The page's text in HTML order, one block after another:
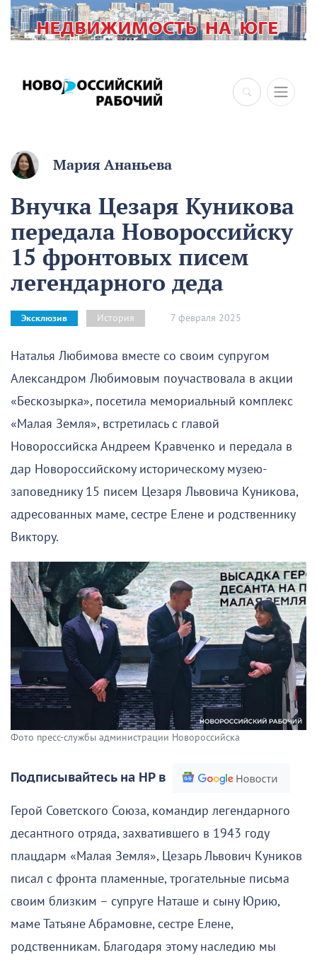
×
Мария Ананьева
Внучка Цезаря Куникова
передала Новороссийску
15 фронтовых писем
легендарного деда
Эксклюзив История 7 февраля 2025
Наталья Любимова вместе со своим супругом
Александром Любимовым поучаствовала в акции
«Бескозырка», посетила мемориальный комплекс
«Малая Земля», встретилась с главой
Новороссийска Андреем Кравченко и передала в
дар Новороссийскому историческому музею-
заповеднику 15 писем Цезаря Львовича Куникова,
адресованных маме, сестре Елене и родственнику
Виктору.
Фото пресс-службы администрации Новороссийска
Подписывайтесь на НР в
Герой Советского Союза, командир легендарного
десантного отряда, захватившего в 1943 году
плацдарм «Малая Земля», Цезарь Львович Куников
писал с фронта пламенные, трогательные письма
своим близким – супруге Наташе и сыну Юрию,
маме Татьяне Абрамовне, сестре Елене,
родственникам. Благодаря этому наследию мы